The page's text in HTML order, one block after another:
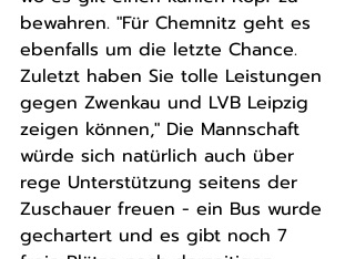
bewahren. "Für Chemnitz geht es
ebenfalls um die letzte Chance.
Zuletzt haben Sie tolle Leistungen
gegen Zwenkau und LVB Leipzig
zeigen können," Die Mannschaft
würde sich natürlich auch über
rege Unterstützung seitens der
Zuschauer freuen - ein Bus wurde
gechartert und es gibt noch 7